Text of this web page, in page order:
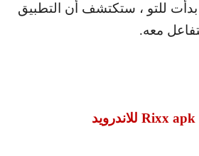
للتو ، ستكتشف أن التطبيق
معه.
Rixx apk للاندرويد